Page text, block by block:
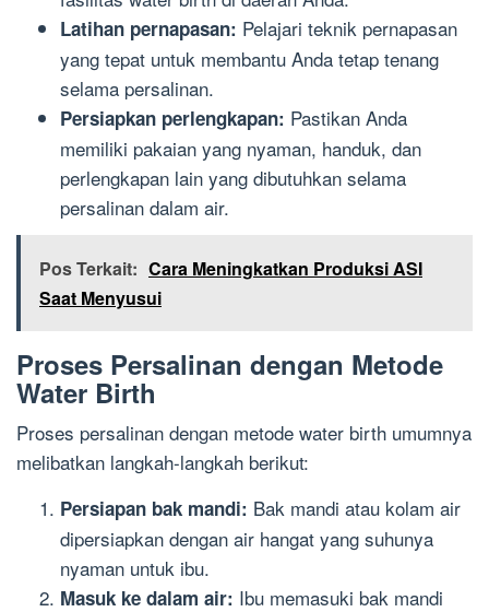
Latihan pernapasan: Pelajari teknik pernapasan
yang tepat untuk membantu Anda tetap tenang
selama persalinan.
Persiapkan perlengkapan: Pastikan Anda
memiliki pakaian yang nyaman, handuk, dan
perlengkapan lain yang dibutuhkan selama
persalinan dalam air.
Pos Terkait: Cara Meningkatkan Produksi ASI
Saat Menyusui
Proses Persalinan dengan Metode
Water Birth
Proses persalinan dengan metode water birth umumnya
melibatkan langkah-langkah berikut:
Persiapan bak mandi: Bak mandi atau kolam air
dipersiapkan dengan air hangat yang suhunya
nyaman untuk ibu.
Masuk ke dalam air: Ibu memasuki bak mandi